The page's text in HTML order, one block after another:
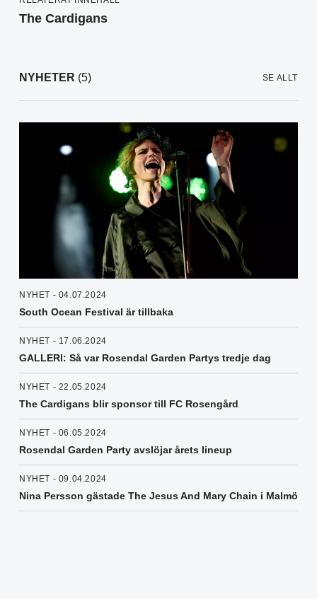
The Cardigans
NYHETER (5) SE ALLT
NYHET - 04.07.2024
South Ocean Festival är tillbaka
NYHET - 17.06.2024
GALLERI: Så var Rosendal Garden Partys tredje dag
NYHET - 22.05.2024
The Cardigans blir sponsor till FC Rosengård
NYHET - 06.05.2024
Rosendal Garden Party avslöjar årets lineup
NYHET - 09.04.2024
Nina Persson gästade The Jesus And Mary Chain i Malmö